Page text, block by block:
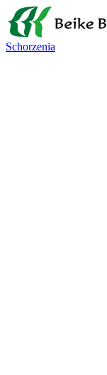
Schorzenia